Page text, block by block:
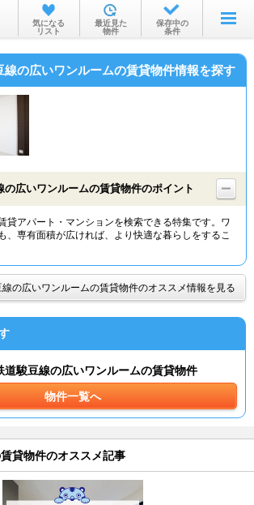
お部屋を探す
沿線・駅から
物件特集から
TOP
気になる
リスト
最近見た
物件
保存中の
条件
線の広いワンルームの賃貸物件情報を探す
の広いワンルームの賃貸物件のポイント
貸アパート・マンションを検索できる特集です。ワ
、専有面積が広ければ、より快適な暮らしをするこ
の広いワンルームの賃貸物件のオススメ情報を見る
道駿豆線の広いワンルームの賃貸物件
物件一覧へ
貸物件のオススメ記事